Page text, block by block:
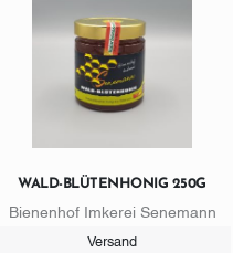
WALD-BLÜTENHONIG 250G
Bienenhof Imkerei Senemann
Versand